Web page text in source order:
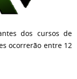
dos cursos de
ocorrerão entre 12